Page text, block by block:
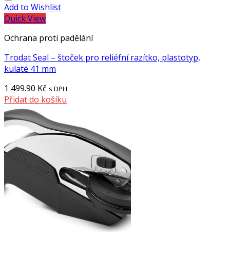
Add to Wishlist
Quick View
Ochrana proti padělání
Trodat Seal – štoček pro reliéfní razítko, plastotyp,
kulaté 41 mm
1 499.90 Kč s DPH
Přidat do košíku